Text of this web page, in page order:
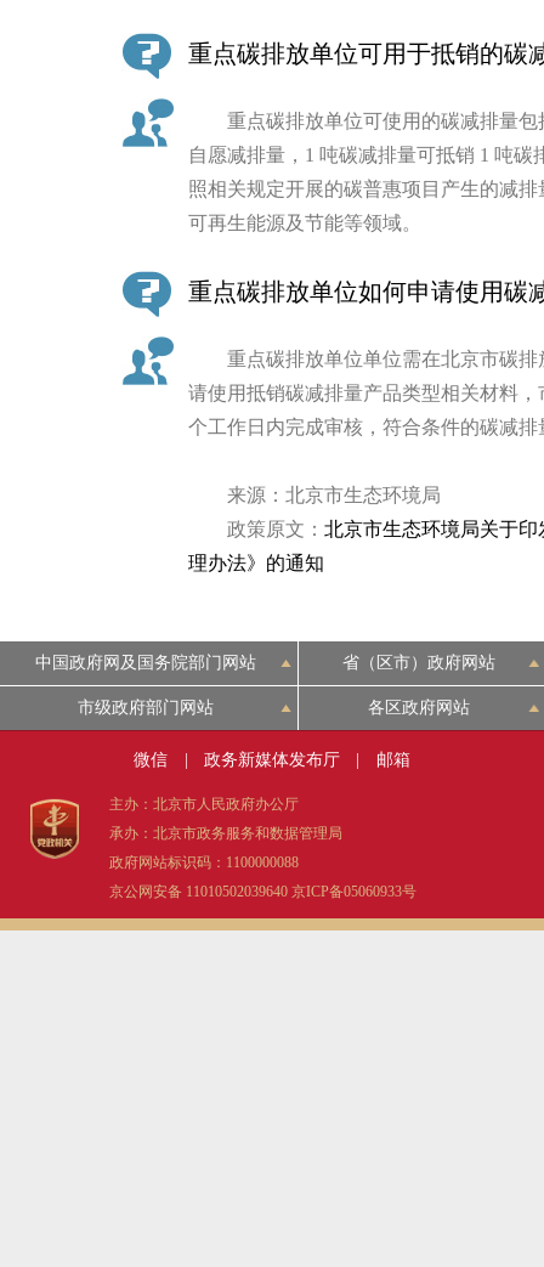
多语种
ENGLISH
ESPAÑOL
ITALIANO
重点碳排放单位可用于抵销的碳
重点碳排放单位可使用的碳减排量包
自愿减排量，1 吨碳减排量可抵销 1 吨
照相关规定开展的碳普惠项目产生的减
可再生能源及节能等领域。
重点碳排放单位如何申请使用碳
重点碳排放单位单位需在北京市碳排
请使用抵销碳减排量产品类型相关材料
个工作日内完成审核，符合条件的碳减
来源：北京市生态环境局
政策原文： 北京市生态环境局关于
理办法》的通知
中国政府网及国务院部门网站 省（区市）政府网站
市级政府部门网站 各区政府网站
微信 政务新媒体发布厅 邮箱
主办：北京市人民政府办公厅
承办：北京市政务服务和数据管理局
政府网站标识码：1100000088
京公网安备 11010502039640 京ICP备05060933号